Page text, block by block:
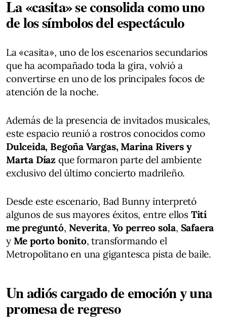
La «casita» se consolida como uno
de los símbolos del espectáculo
La «casita», uno de los escenarios secundarios
que ha acompañado toda la gira, volvió a
convertirse en uno de los principales focos de
atención de la noche.
Además de la presencia de invitados musicales,
este espacio reunió a rostros conocidos como
Dulceida, Begoña Vargas, Marina Rivers y
Marta Díaz que formaron parte del ambiente
exclusivo del último concierto madrileño.
Desde este escenario, Bad Bunny interpretó
algunos de sus mayores éxitos, entre ellos Tití
me preguntó, Neverita, Yo perreo sola, Safaera
y Me porto bonito, transformando el
Metropolitano en una gigantesca pista de baile.
Un adiós cargado de emoción y una
promesa de regreso